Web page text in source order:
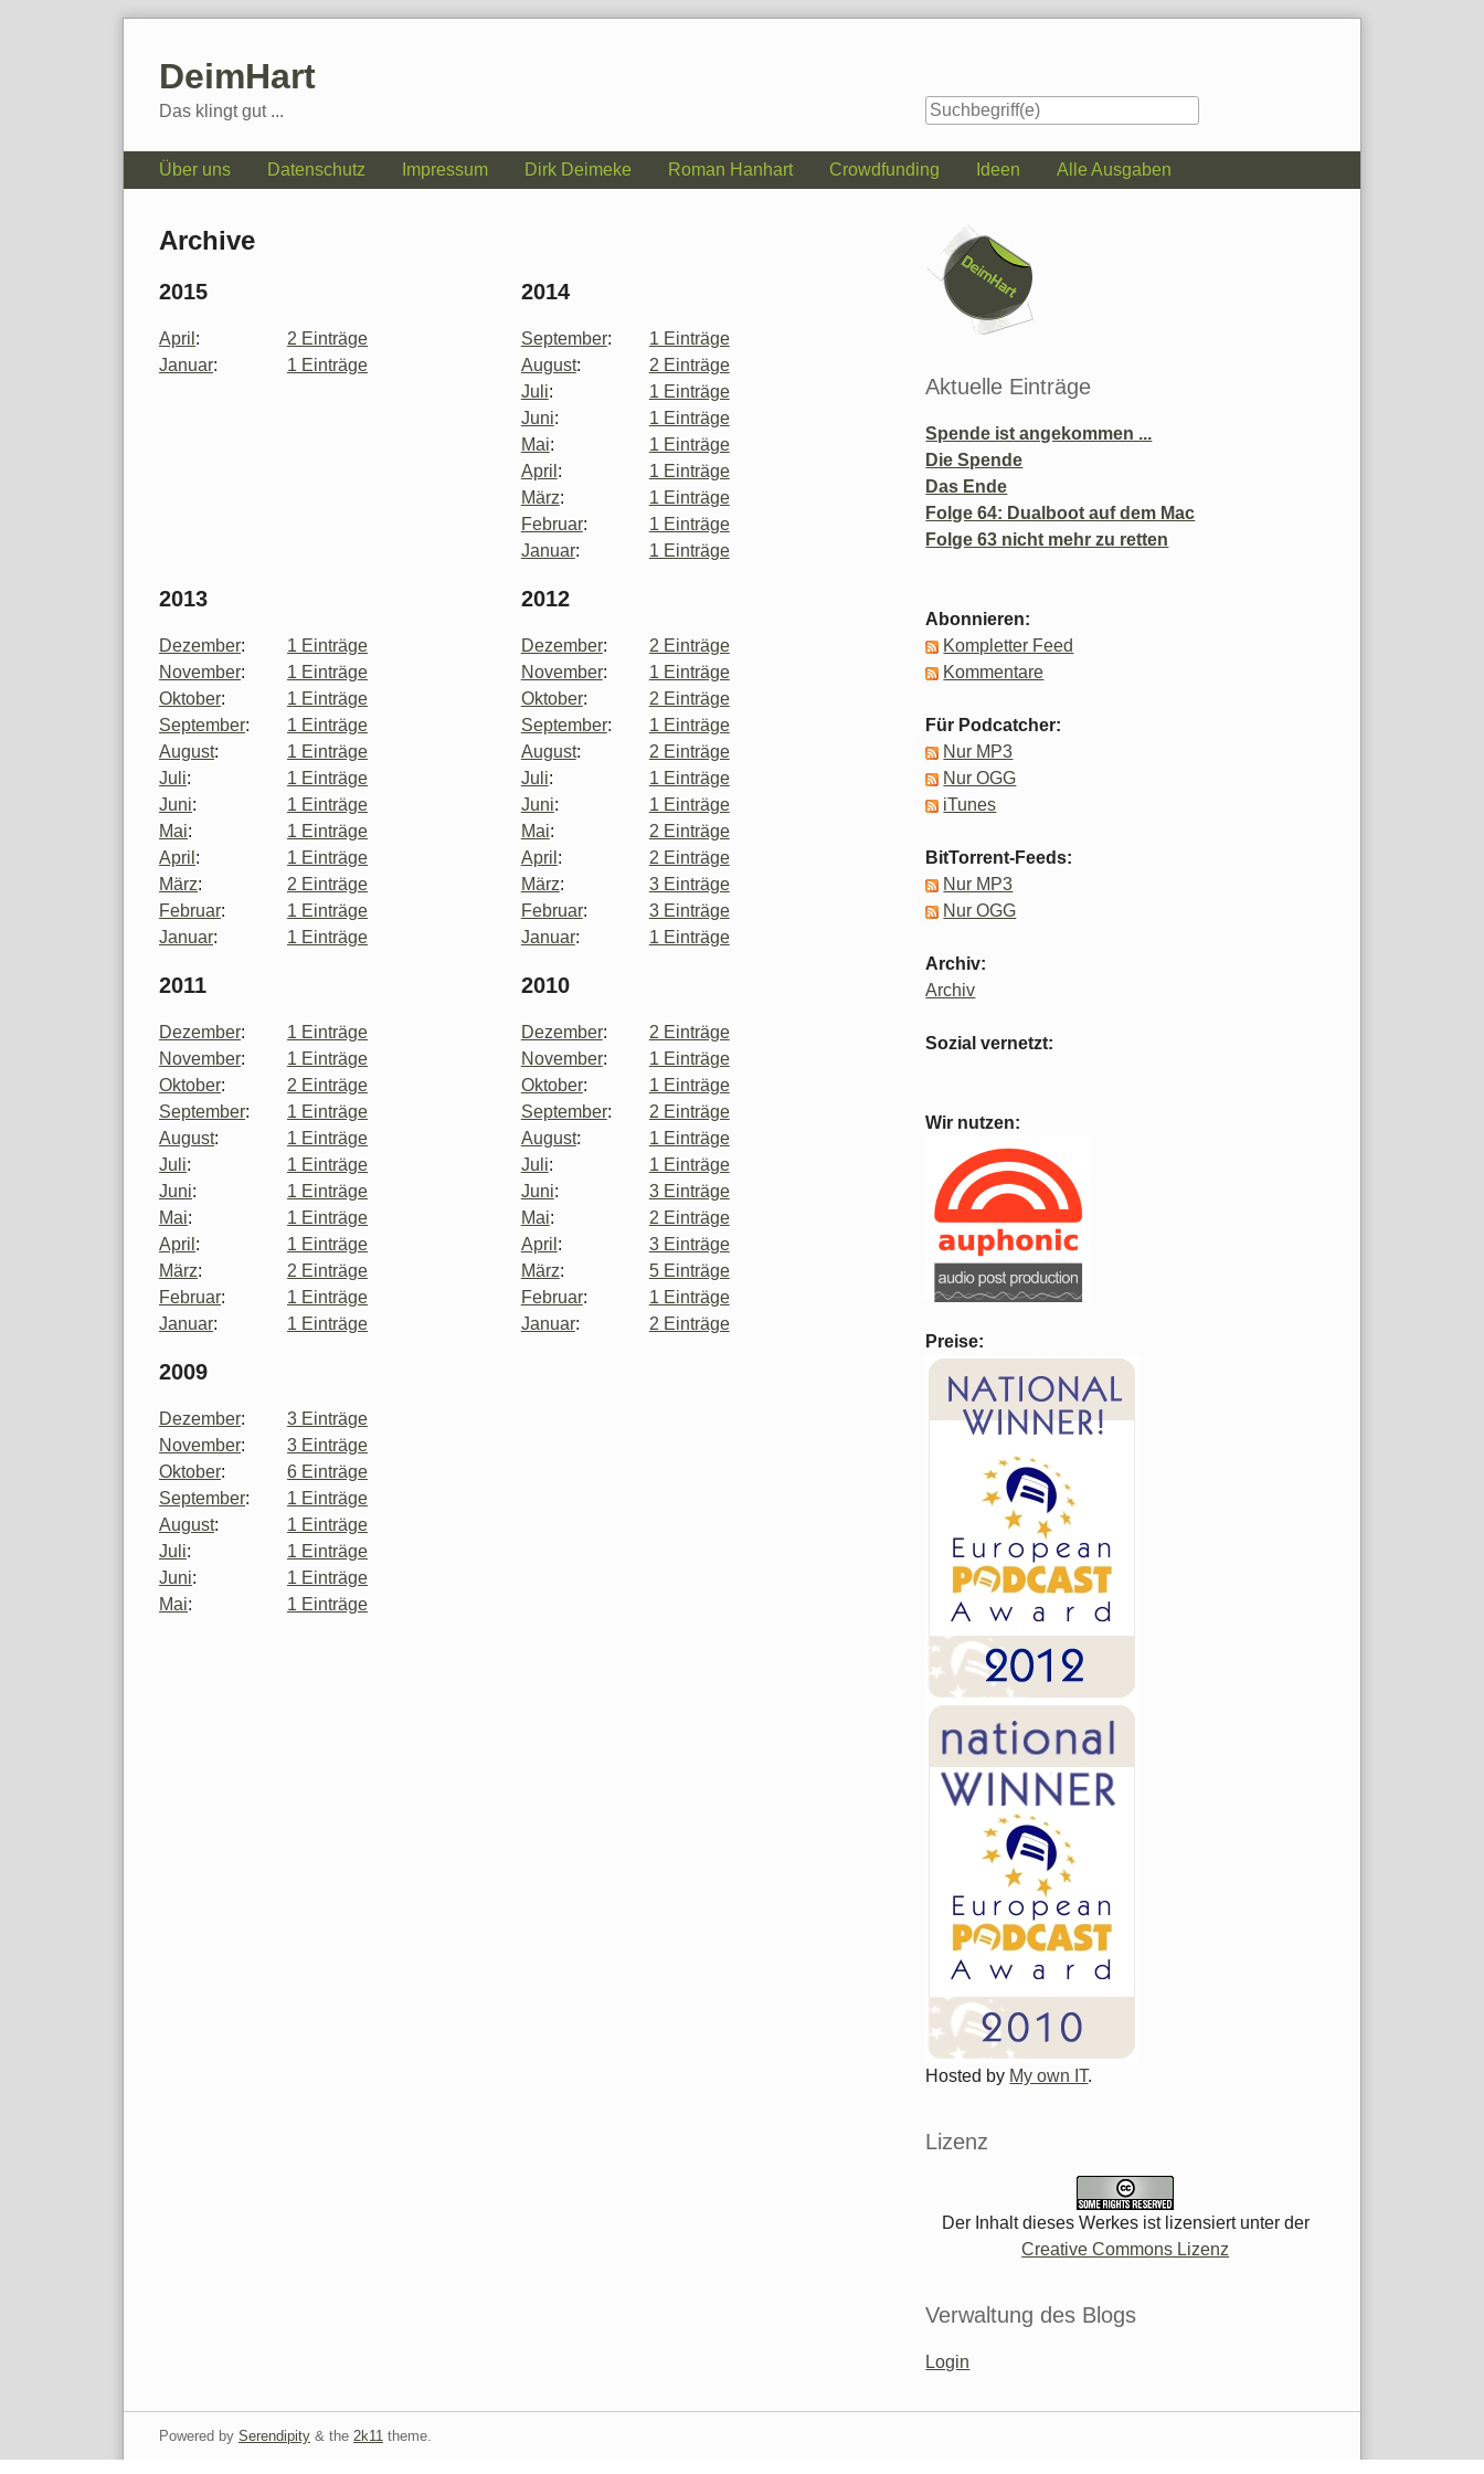
DeimHart
Das klingt gut ...
Navigation
Über uns Datenschutz Impressum Dirk Deimeke Roman Hanhart Crowdfunding Ideen Alle Ausgaben
Archive
2015
April :
2 Einträge
Januar: 1 Einträge
2014
September:
1 Einträge
August:
2 Einträge
Juli:
1 Einträge
Juni:
1 Einträge
Mai:
1 Einträge
April :
1 Einträge
März:
1 Einträge
Februar:
1 Einträge
Januar: 1 Einträge
2013
Dezember:
1 Einträge
November:
1 Einträge
Oktober:
1 Einträge
September:
1 Einträge
August:
1 Einträge
Juli:
1 Einträge
Juni:
1 Einträge
Mai:
1 Einträge
April :
1 Einträge
März:
2 Einträge
Februar:
1 Einträge
Januar: 1 Einträge
2012
Dezember:
2 Einträge
November:
1 Einträge
Oktober:
2 Einträge
September:
1 Einträge
August:
2 Einträge
Juli:
1 Einträge
Juni:
1 Einträge
Mai:
2 Einträge
April :
2 Einträge
März:
3 Einträge
Februar:
3 Einträge
Januar: 1 Einträge
2011
Dezember:
1 Einträge
November:
1 Einträge
Oktober:
2 Einträge
September:
1 Einträge
August:
1 Einträge
Juli:
1 Einträge
Juni:
1 Einträge
Mai:
1 Einträge
April :
1 Einträge
März:
2 Einträge
Februar:
1 Einträge
Januar: 1 Einträge
2010
Dezember:
2 Einträge
November:
1 Einträge
Oktober:
1 Einträge
September:
2 Einträge
August:
1 Einträge
Juli:
1 Einträge
Juni:
3 Einträge
Mai:
2 Einträge
April :
3 Einträge
März:
5 Einträge
Februar:
1 Einträge
Januar: 2 Einträge
2009
Dezember:
3 Einträge
November:
3 Einträge
Oktober:
6 Einträge
September:
1 Einträge
August:
1 Einträge
Juli:
1 Einträge
Juni:
1 Einträge
Mai: 1 Einträge
Seitenleiste
Aktuelle Einträge
Spende ist angekommen ...
Die Spende
Das Ende
Folge 64: Dualboot auf dem Mac
Folge 63 nicht mehr zu retten
Abonnieren:
Kompletter Feed
Kommentare
Für Podcatcher:
Nur MP3
Nur OGG
iTunes
BitTorrent-Feeds:
Nur MP3
Nur OGG
Archiv:
Archiv
Sozial vernetzt:
Wir nutzen:
Preise:
Hosted by My own IT.
Lizenz
Der Inhalt dieses Werkes ist lizensiert unter der
Creative Commons Lizenz
Verwaltung des Blogs
Login
Powered by Serendipity& the 2k11theme.